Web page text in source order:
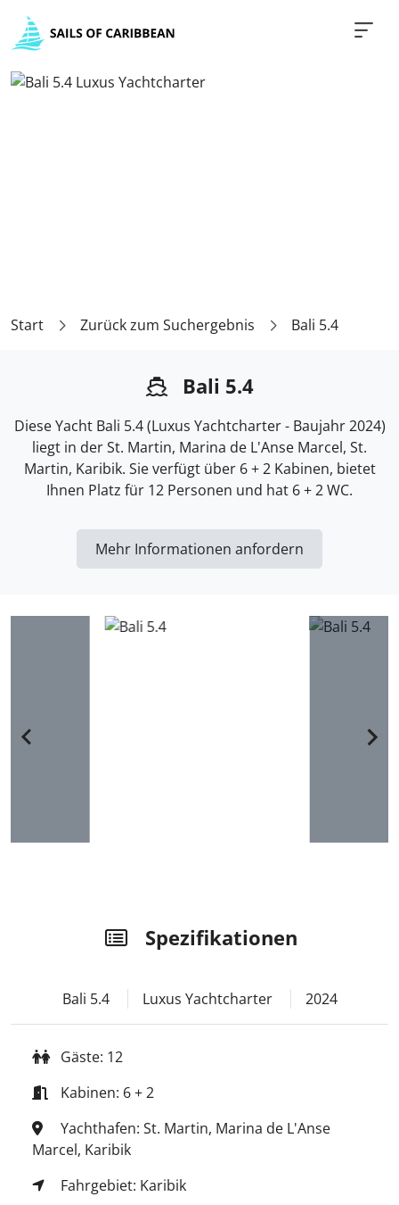
Start Zurück zum Suchergebnis Bali 5.4
Bali 5.4
Diese Yacht Bali 5.4 (Luxus Yachtcharter - Baujahr 2024)
liegt in der St. Martin, Marina de L'Anse Marcel, St.
Martin, Karibik. Sie verfügt über 6 + 2 Kabinen, bietet
Ihnen Platz für 12 Personen und hat 6 + 2 WC.
Mehr Informationen anfordern
Spezifikationen
Bali 5.4 Luxus Yachtcharter 2024
Gäste: 12
Kabinen: 6 + 2
Yachthafen: St. Martin, Marina de L'Anse
Marcel, Karibik
Fahrgebiet: Karibik